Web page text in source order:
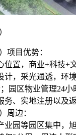
项目优势：
位置，商业+科技+
计，采光通透，环
园区物业管理24小
务、实地注册以及
周边：
业园等园区集中，